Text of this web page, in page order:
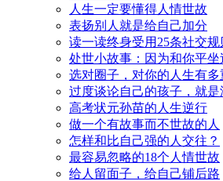
人生一定要懂得人情世故
表扬别人就是给自己加分
读一读终身受用25条社交规
处世小故事：因为和你平坐
选对圈子，对你的人生有多
过度谈论自己的孩子，就是
高考状元孙苗的人生逆行
做一个有故事而不世故的人
怎样和比自己强的人交往？
最容易忽略的18个人情世故
给人留面子，给自己铺后路